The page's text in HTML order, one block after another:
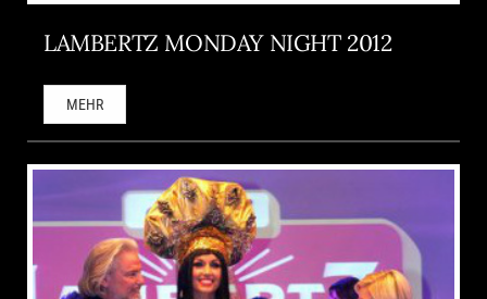
LAMBERTZ MONDAY NIGHT 2012
MEHR